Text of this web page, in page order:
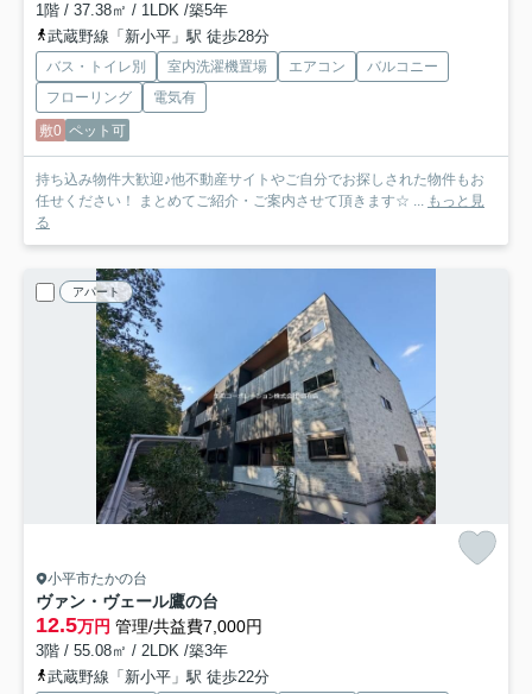
1階 / 37.38㎡ / 1LDK /築5年
武蔵野線「新小平」駅 徒歩28分
バス・トイレ別 室内洗濯機置場 エアコン
バルコニー
フローリング
電気有
敷0 ペット可
持ち込み物件大歓迎♪他不動産サイトやご自分でお探しされた物件もお
任せください！ まとめてご紹介・ご案内させて頂きます☆ ... もっと見
る
アパート
小平市たかの台
ヴァン・ヴェール鷹の台
12.5万円 管理/共益費7,000円
3階 / 55.08㎡ / 2LDK /築3年
武蔵野線「新小平」駅 徒歩22分